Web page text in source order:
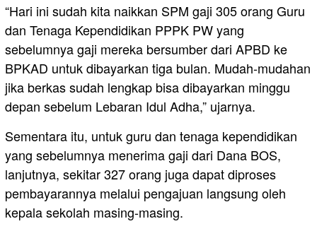
“Hari ini sudah kita naikkan SPM gaji 305 orang Guru
dan Tenaga Kependidikan PPPK PW yang
sebelumnya gaji mereka bersumber dari APBD ke
BPKAD untuk dibayarkan tiga bulan. Mudah-mudahan
jika berkas sudah lengkap bisa dibayarkan minggu
depan sebelum Lebaran Idul Adha,” ujarnya.
Sementara itu, untuk guru dan tenaga kependidikan
yang sebelumnya menerima gaji dari Dana BOS,
lanjutnya, sekitar 327 orang juga dapat diproses
pembayarannya melalui pengajuan langsung oleh
kepala sekolah masing-masing.